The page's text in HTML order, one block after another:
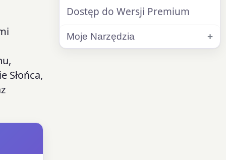
Słońca,
Dostęp do Wersji Premium
Moje Narzędzia